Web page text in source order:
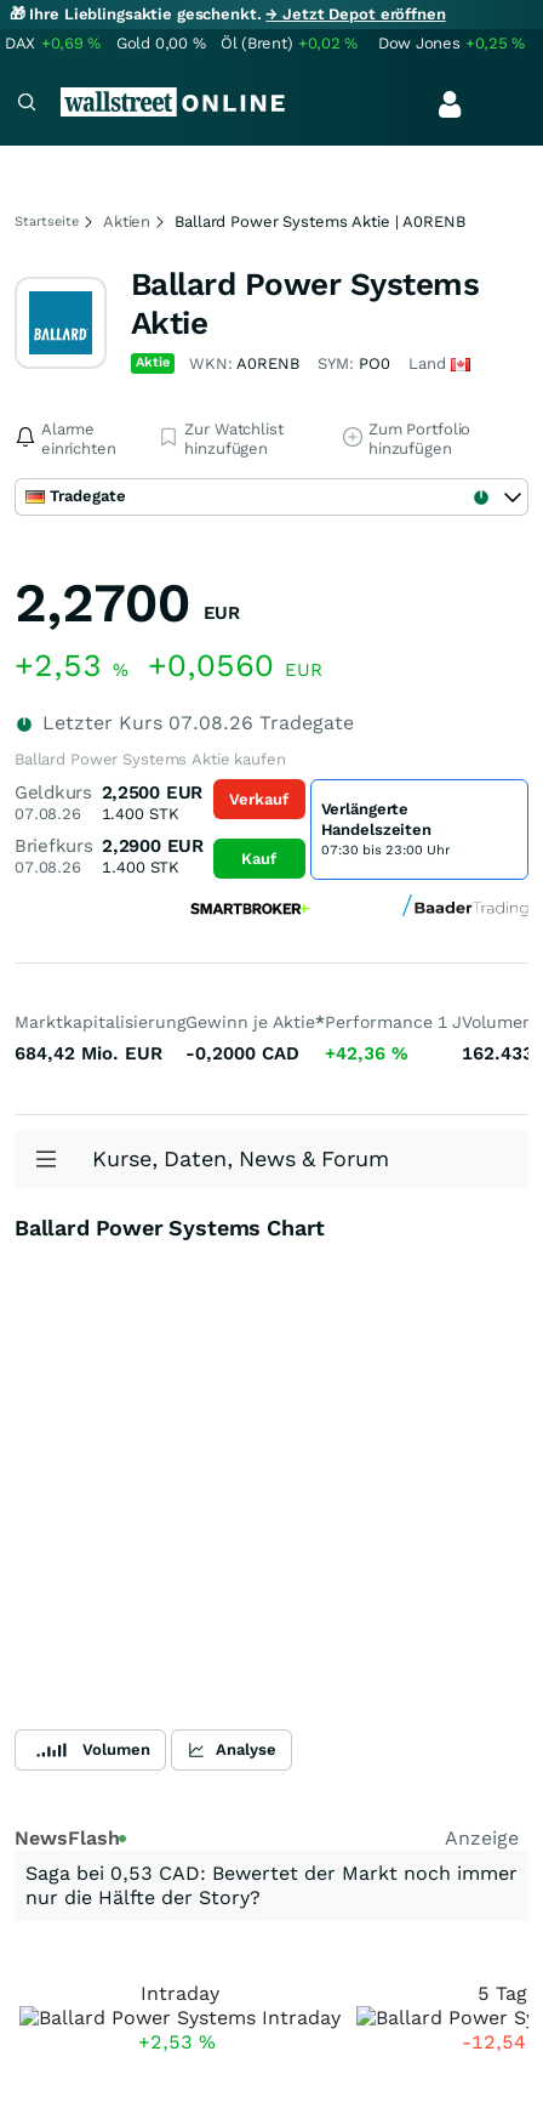
🎁 Ihre Lieblingsaktie geschenkt.→ Jetzt Depot eröffnen
DAX +0,69% Gold 0,00 % Öl (Brent) +0,02% Dow Jones +0,25%
Startseite Aktien Ballard Power Systems Aktie | A0RENB
Ballard Power Systems
Aktie
Aktie WKN:A0RENB SYM: PO0 Land
Alarme
einrichten
Zur Watchlist
hinzufügen
Zum Portfolio
hinzufügen
Tradegate
2,2700 EUR
+2,53 % +0,0560 EUR
Letzter Kurs 07.08.26 Tradegate
Ballard Power Systems Aktie kaufen
Geldkurs
07.08.26
2,2500 EUR
1.400STK
Briefkurs
07.08.26
2,2900 EUR
1.400STK
Verkauf
Kauf
Verlängerte
Handelszeiten
07:30 bis 23:00 Uhr
Marktkapitalisierung
684,42 Mio. EUR
Gewinn je Aktie*
-0,2000 CAD
Performance 1 J
+42,36 %
Volumen
162.433
Kurse, Daten, News & Forum
Ballard Power Systems Chart
Volumen Analyse
NewsFlash
Anzeige
Saga bei 0,53 CAD: Bewertet der Markt noch immer
nur die Hälfte der Story?
Intraday
+2,53 %
5 Tage
-12,54